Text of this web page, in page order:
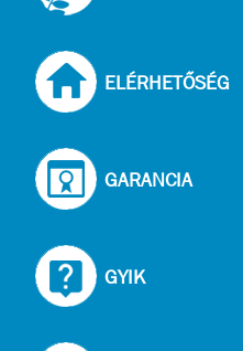
ELÉRHETŐSÉG
GARANCIA
GYIK